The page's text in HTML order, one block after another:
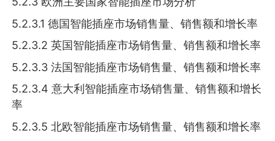
5.2.3.1 德国智能插座市场销售量、销售额和增长率
5.2.3.2 英国智能插座市场销售量、销售额和增长率
5.2.3.3 法国智能插座市场销售量、销售额和增长率
5.2.3.4 意大利智能插座市场销售量、销售额和增长
率
5.2.3.5 北欧智能插座市场销售量、销售额和增长率